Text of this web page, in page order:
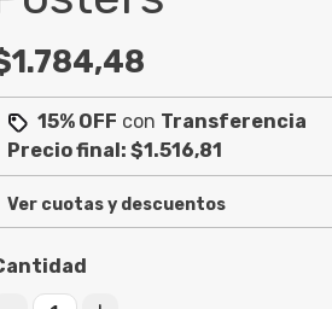
15% OFF con Transferencia
Precio final: $1.516,81
Ver cuotas y descuentos